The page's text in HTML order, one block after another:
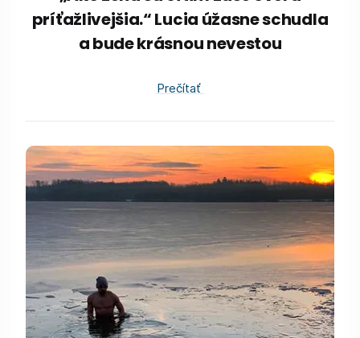
príťažlivejšia.“ Lucia úžasne schudla
a bude krásnou nevestou
Prečítať